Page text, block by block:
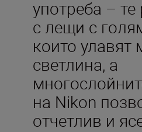
употреба – те
с лещи с
които улавят
светлина, а
на Nikon
отчетлив и